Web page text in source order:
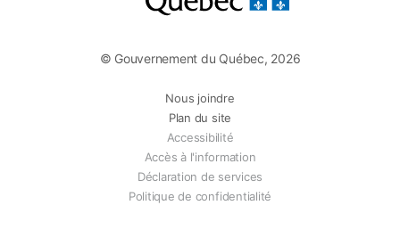
© Gouvernement du Québec, 2026
Nous joindre
Plan du site
Accessibilité
Accès à l'information
Déclaration de services
Politique de confidentialité